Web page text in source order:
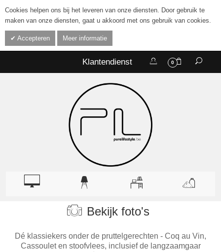
Cookies helpen ons bij het leveren van onze diensten. Door gebruik te
maken van onze diensten, gaat u akkoord met ons gebruik van cookies.
Accepteren Meer informatie
0
Klantendienst
Bekijk foto's
Dé klassiekers onder de pruttelgerechten - Coq au Vin,
Cassoulet en stoofvlees, inclusief de langzaamgaar